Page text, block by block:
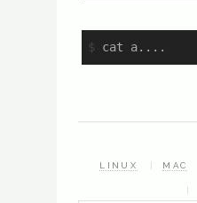
$ cat a....
LINUX MAC